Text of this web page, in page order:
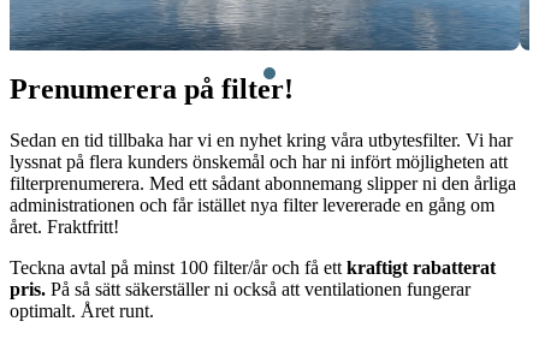
Prenumerera på filter!
Sedan en tid tillbaka har vi en nyhet kring våra utbytesfilter. Vi har
lyssnat på flera kunders önskemål och har ni infört möjligheten att
filterprenumerera. Med ett sådant abonnemang slipper ni den årliga
administrationen och får istället nya filter levererade en gång om
året. Fraktfritt!
Teckna avtal på minst 100 filter/år och få ett kraftigt rabatterat
pris. På så sätt säkerställer ni också att ventilationen fungerar
optimalt. Året runt.